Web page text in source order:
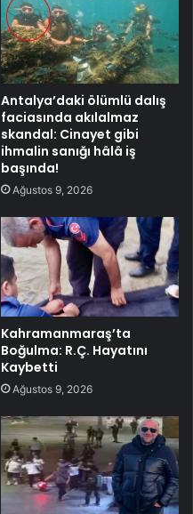
Antalya’daki ölümlü dalış
faciasında akılalmaz
skandal: Cinayet gibi
ihmalin sanığı hâlâ iş
başında!
Ağustos 9, 2026
Kahramanmaraş’ta
Boğulma: R.Ç. Hayatını
Kaybetti
Ağustos 9, 2026